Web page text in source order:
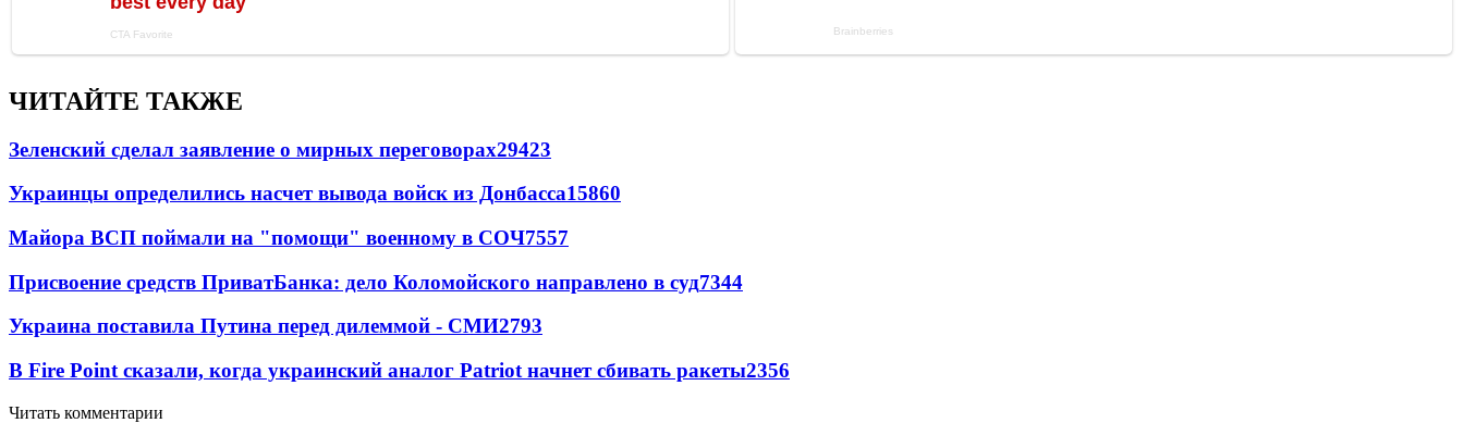
ЧИТАЙТЕ ТАКЖЕ
Зеленский сделал заявление о мирных переговорах29423
Украинцы определились насчет вывода войск из Донбасса15860
Майора ВСП поймали на "помощи" военному в СОЧ7557
Присвоение средств ПриватБанка: дело Коломойского направлено в суд7344
Украина поставила Путина перед дилеммой - СМИ2793
В Fire Point сказали, когда украинский аналог Patriot начнет сбивать ракеты2356
Читать комментарии